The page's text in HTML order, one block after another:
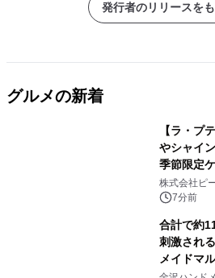
発行者のリリースを
グルメの新着
【ラ・プ
やシャイ
季節限定
次登場！
株式会社ピ
7分前
合計で約
刺激され
メイドマ